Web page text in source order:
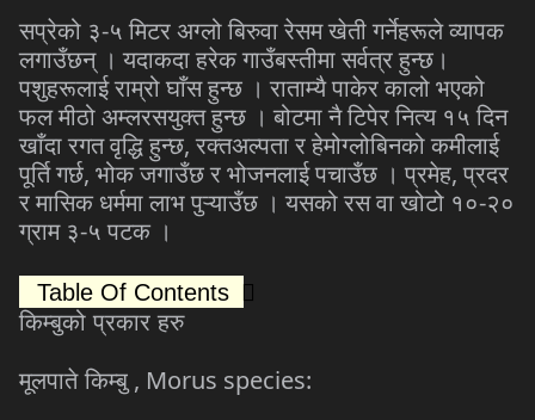
सप्रेको ३-५ मिटर अग्लो बिरुवा रेसम खेती गर्नेहरूले व्यापक
लगाउँछन् । यदाकदा हरेक गाउँबस्तीमा सर्वत्र हुन्छ।
पशुहरूलाई राम्रो घाँस हुन्छ । राताम्यै पाकेर कालो भएको
फल मीठो अम्लरसयुक्त हुन्छ । बोटमा नै टिपेर नित्य १५ दिन
खाँदा रगत वृद्धि हुन्छ,रक्तअल्पता र हेमोग्लोबिनको कमीलाई
पूर्ति गर्छ, भोक जगाउँछ र भोजनलाई पचाउँछ । प्रमेह,प्रदर
र मासिक धर्ममा लाभ पुऱ्याउँछ । यसको रस वा खोटो १०-२०
ग्राम ३-५ पटक ।
Table Of Contents
किम्बुको प्रकार हरु
मूलपाते किम्बु, Morus species: